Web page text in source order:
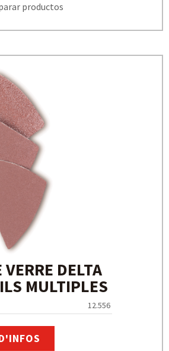
productos
DELTA
MULTIPLES
12.556